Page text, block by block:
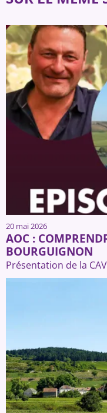
20 mai 2026
AOC :
BOURGUIGNON
Présentation de la